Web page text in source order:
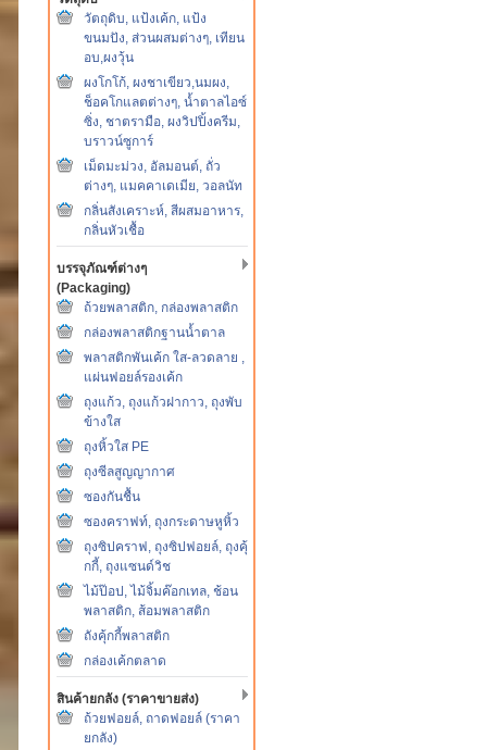
วัตถุดิบ, แป้งเค้ก, แป้ง
ขนมปัง, ส่วนผสมต่างๆ, เทียน
อบ,ผงวุ้น
ผงโกโก้, ผงชาเขียว,นมผง,
ช็อคโกแลตต่างๆ, น้ำตาลไอซ์
ซิ่ง, ชาตรามือ, ผงวิปปิ้งครีม,
บราวน์ซูการ์
เม็ดมะม่วง, อัลมอนต์, ถั่ว
ต่างๆ, แมคคาเดเมีย, วอลนัท
กลิ่นสังเคราะห์, สีผสมอาหาร,
กลิ่นหัวเชื้อ
บรรจุภัณฑ์ต่างๆ
(Packaging)
ถ้วยพลาสติก, กล่องพลาสติก
กล่องพลาสติกฐานน้ำตาล
พลาสติกพันเค้ก ใส-ลวดลาย ,
แผ่นฟอยล์รองเค้ก
ถุงแก้ว, ถุงแก้วฝากาว, ถุงพับ
ข้างใส
ถุงหิ้วใส PE
ถุงซีลสูญญากาศ
ซองกันชื้น
ซองคราฟท์, ถุงกระดาษหูหิ้ว
ถุงซิปคราฟ, ถุงซิปฟอยล์, ถุงคุ้
กกี้, ถุงแซนด์วิช
ไม้ป๊อป, ไม้จิ้มค๊อกเทล, ช้อน
พลาสติก, ส้อมพลาสติก
ถังคุ้กกี้พลาสติก
กล่องเค้กตลาด
สินค้ายกลัง (ราคาขายส่ง)
ถ้วยฟอยล์, ถาดฟอยล์ (ราคา
ยกลัง)